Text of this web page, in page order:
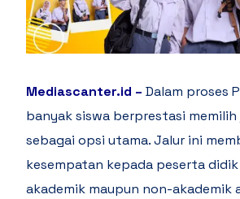
Mediascanter.id – Dalam proses
banyak siswa berprestasi
sebagai opsi utama. Jalur ini
kesempatan kepada peserta
akademik maupun non-akademik